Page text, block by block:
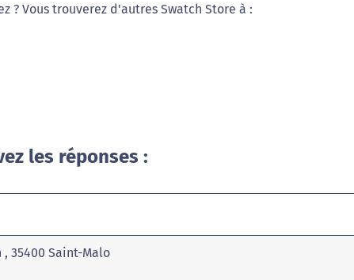
? Vous trouverez d'autres Swatch Store à :
les réponses :
, 35400 Saint-Malo